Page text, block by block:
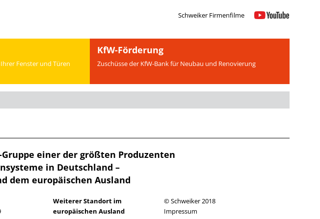
Schweiker Firmenfilme
Fenster und Türen
KfW-Förderung
Zuschüsse der KfW-Bank für Neubau und Renovierung
einer der größten Produzenten
in Deutschland –
dem europäischen Ausland
Weiterer Standort im
europäischen Ausland
© Schweiker 2018
Impressum